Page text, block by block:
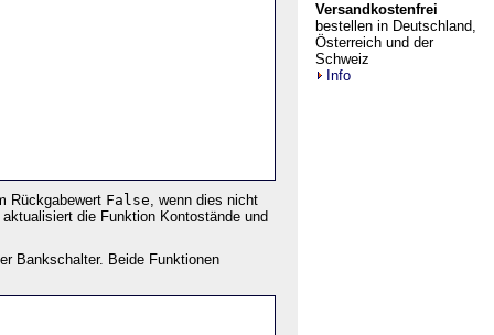
Rückgabewert False, wenn dies nicht
die Funktion Kontostände und
Bankschalter. Beide Funktionen
Versandkostenfrei
bestellen in Deutschland,
Österreich und der
Schweiz
Info